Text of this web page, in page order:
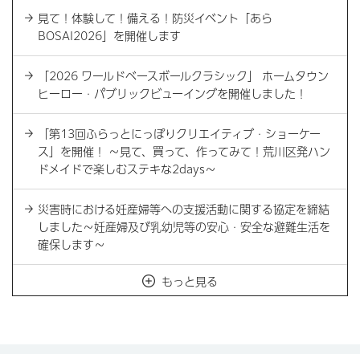
見て！体験して！備える！防災イベント「あら
BOSAI2026」を開催します
「2026 ワールドベースボールクラシック」 ホームタウン
ヒーロー・パブリックビューイングを開催しました！
「第13回ふらっとにっぽりクリエイティブ・ショーケー
ス」を開催！ ～見て、買って、作ってみて！荒川区発ハン
ドメイドで楽しむステキな2days～
災害時における妊産婦等への支援活動に関する協定を締結
しました～妊産婦及び乳幼児等の安心・安全な避難生活を
確保します～
もっと見る